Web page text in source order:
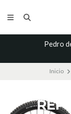
Pedro
Inicio